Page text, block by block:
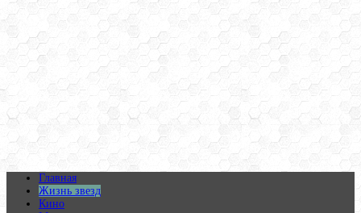
Главная
Жизнь звезд
Кино